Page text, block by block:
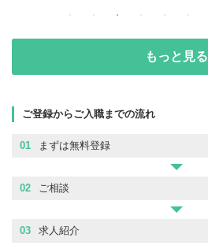
もっと見る
ご登録からご入職までの流れ
01 まずは無料登録
02 ご相談
03 求人紹介